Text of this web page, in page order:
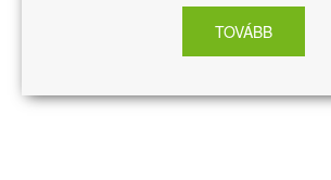
TOVÁBB